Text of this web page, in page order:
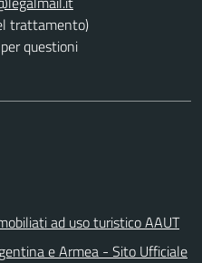
trattamento)
questioni
ad uso turistico AAUT
e Armea - Sito Ufficiale